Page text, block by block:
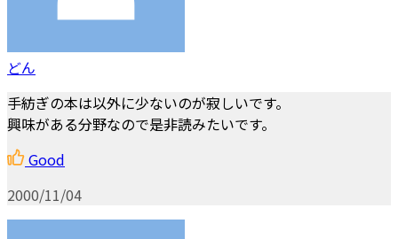
どん
手紡ぎの本は以外に少ないのが寂しいです。
興味がある分野なので是非読みたいです。
Good
2000/11/04